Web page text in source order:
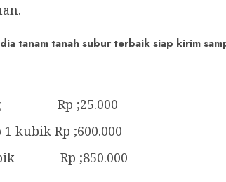
tanam tanah subur terbaik siap kirim
Rp ;25.000
kubik Rp ;600.000
Rp ;850.000